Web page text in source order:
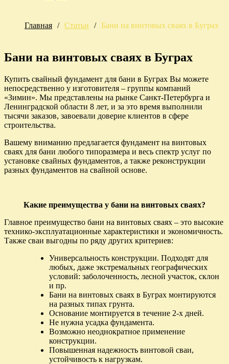
Главная / Статьи / Бани на винтовых сваях в Буграх
Бани на винтовых сваях в Буграх
Купить свайный фундамент для бани в Буграх Вы можете
непосредственно у изготовителя – группы компаний
«Зимин». Мы представлены на рынке Санкт-Петербурга и
Ленинградской области 8 лет, и за это время выполнили
тысячи заказов, завоевали доверие клиентов в сфере
строительства.
Вашему вниманию предлагается фундамент на винтовых
сваях для бани любого типоразмера и весь спектр услуг по
установке свайных фундаментов, а также реконструкции
разных фундаментов на свайной основе.
Какие преимущества у бани на винтовых сваях?
Главное преимущество бани на винтовых сваях – это высокие
технико-эксплуатационные характеристики и экономичность.
Также сваи выгодны по ряду других критериев:
Универсальность конструкции. Подходят для
любых, даже экстремальных географических
условий: заболоченность, лесной участок, склон
и пр.
Бани на винтовых сваях в Буграх монтируются
на разных типах грунта.
Основание монтируется в течение 2-х дней.
Не нужна усадка фундамента.
Возможно неоднократное применение
конструкции.
Повышенная надежность винтовой сваи,
устойчивость к нагрузкам.